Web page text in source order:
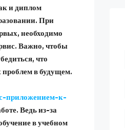
и диплом
При
необходимо
Важно, чтобы
что
проблем в будущем.
приложением-к-
Ведь из-за
в учебном